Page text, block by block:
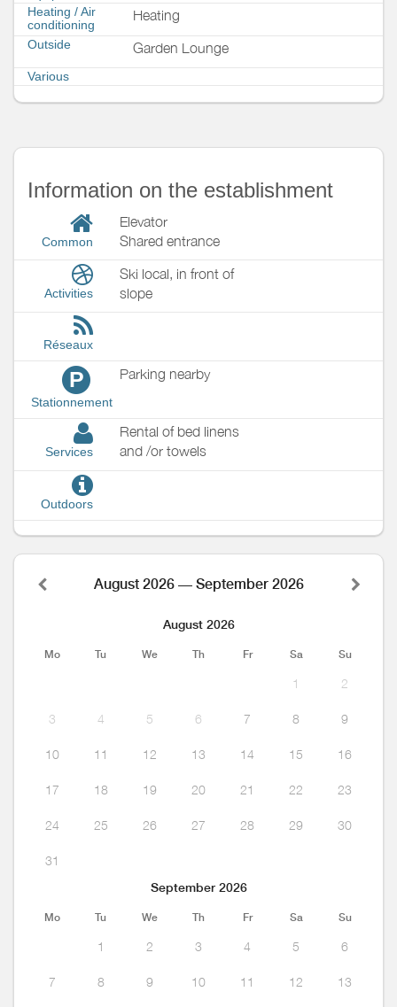
Heating / Air
conditioning
Heating
Outside Garden Lounge
Various
Information on the establishment
Common
Elevator
Shared entrance
Activities
Ski local, in front of
slope
Réseaux
P
Stationnement
Parking nearby
Services
Rental of bed linens
and /or towels
Outdoors
August 2026 — September 2026
August 2026
Mo Tu We Th Fr Sa Su
1 2
3 4 5 6 7 8 9
10 11 12 13 14 15 16
17 18 19 20 21 22 23
24 25 26 27 28 29 30
31
September 2026
Mo Tu We Th Fr Sa Su
1 2 3 4 5 6
7 8 9 10 11 12 13